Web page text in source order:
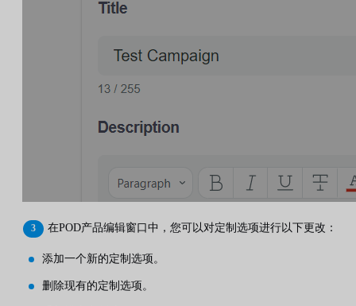
在POD产品编辑窗口中，您可以对定制选项进行以下更改：
添加一个新的定制选项。
删除现有的定制选项。